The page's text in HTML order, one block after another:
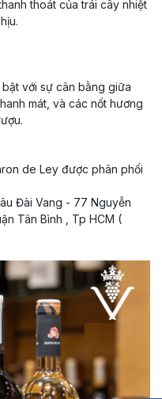
thoát của trái cây nhiệt
với sự cân bằng giữa
mát, và các nốt hương
de Ley được phân phối
Đài Vang - 77 Nguyễn
Tân Bình , Tp HCM (